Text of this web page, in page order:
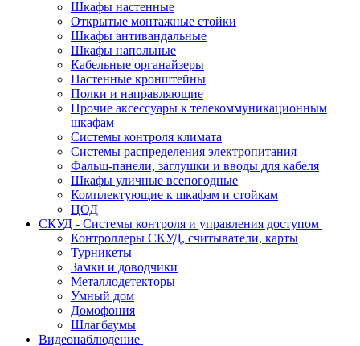
Шкафы настенные
Открытые монтажные стойки
Шкафы антивандальные
Шкафы напольные
Кабельные органайзеры
Настенные кронштейны
Полки и направляющие
Прочие аксессуары к телекоммуникационным
шкафам
Системы контроля климата
Системы распределения электропитания
Фальш-панели, заглушки и вводы для кабеля
Шкафы уличные всепогодные
Комплектующие к шкафам и стойкам
ЦОД
СКУД - Системы контроля и управления доступом
Контроллеры СКУД, считыватели, карты
Турникеты
Замки и доводчики
Металлодетекторы
Умный дом
Домофония
Шлагбаумы
Видеонаблюдение